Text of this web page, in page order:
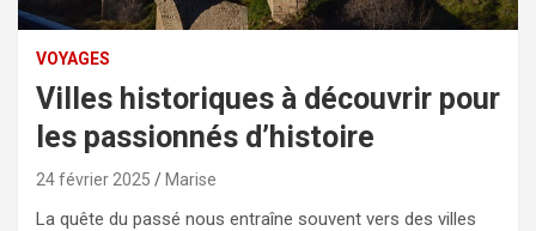
VOYAGES
Villes historiques à découvrir pour
les passionnés d’histoire
24 février 2025 Marise
La quête du passé nous entraîne souvent vers des villes